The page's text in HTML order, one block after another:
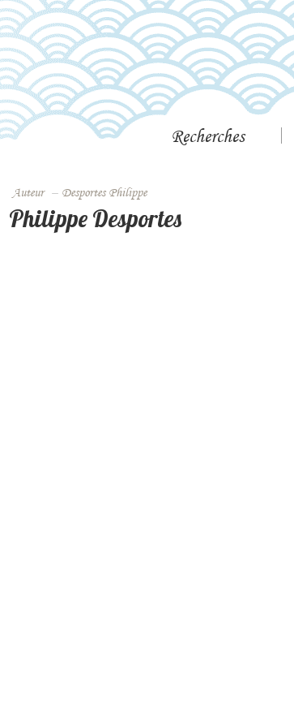
Recherches
Auteur – Desportes Philippe
Philippe Desportes